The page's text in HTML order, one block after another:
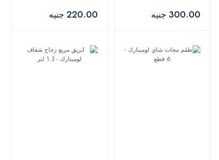
300.00 جنيه 220.00 جنيه